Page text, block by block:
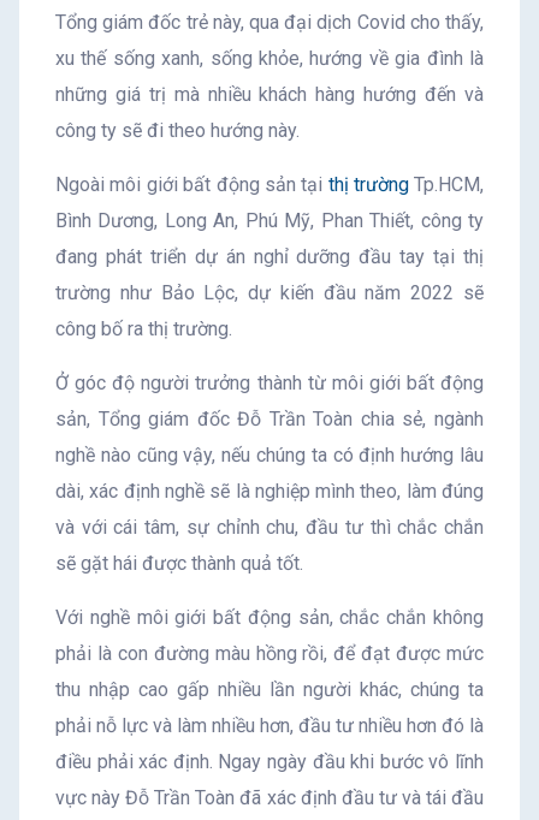
Tổng giám đốc trẻ này, qua đại dịch Covid cho thấy,
xu thế sống xanh, sống khỏe, hướng về gia đình là
những giá trị mà nhiều khách hàng hướng đến và
công ty sẽ đi theo hướng này.
Ngoài môi giới bất động sản tại thị trườngTp.HCM,
Bình Dương, Long An, Phú Mỹ, Phan Thiết, công ty
đang phát triển dự án nghỉ dưỡng đầu tay tại thị
trường như Bảo Lộc, dự kiến đầu năm 2022 sẽ
công bố ra thị trường.
Ở góc độ người trưởng thành từ môi giới bất động
sản, Tổng giám đốc Đỗ Trần Toàn chia sẻ, ngành
nghề nào cũng vậy, nếu chúng ta có định hướng lâu
dài, xác định nghề sẽ là nghiệp mình theo, làm đúng
và với cái tâm, sự chỉnh chu, đầu tư thì chắc chắn
sẽ gặt hái được thành quả tốt.
Với nghề môi giới bất động sản, chắc chắn không
phải là con đường màu hồng rồi, để đạt được mức
thu nhập cao gấp nhiều lần người khác, chúng ta
phải nỗ lực và làm nhiều hơn, đầu tư nhiều hơn đó là
điều phải xác định. Ngay ngày đầu khi bước vô lĩnh
vực này Đỗ Trần Toàn đã xác định đầu tư và tái đầu